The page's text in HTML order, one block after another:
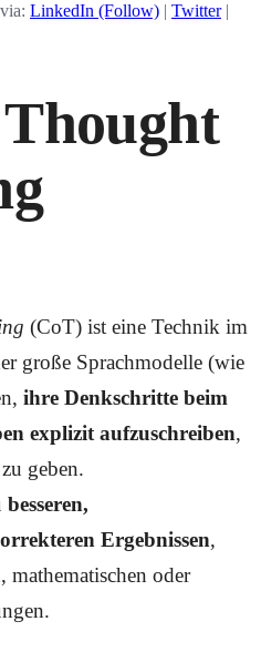
LinkedIn (Follow) | Twitter|
(CoT) ist eine Technik im
große Sprachmodelle (wie
ihre Denkschritte beim
explizit aufzuschreiben,
geben.
besseren,
Ergebnissen,
mathematischen oder